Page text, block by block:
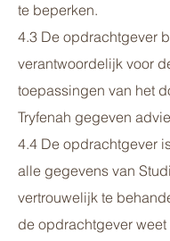
te beperken.
4.3 De opdrachtgever
verantwoordelijk voor
toepassingen van het
Tryfenah gegeven
4.4 De opdrachtgever
alle gegevens van
vertrouwelijk te
de opdrachtgever weet